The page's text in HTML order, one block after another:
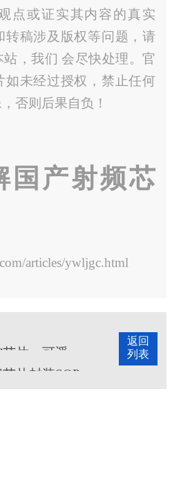
点或证实其内容的真实
转稿涉及版权等问题，请
，我们 会尽快处理。官
如未经过授权，禁止任何
否则后果自负！
国产射频芯
articles/ywljgc.html
返回
列表
芯片封装SOP